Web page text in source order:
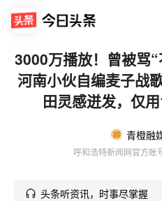
3000万播放！曾被骂
河南小伙自编麦子战
田灵感迸发，仅
青橙融
呼和浩特新闻网官方账
头条听资讯，时事尽掌握